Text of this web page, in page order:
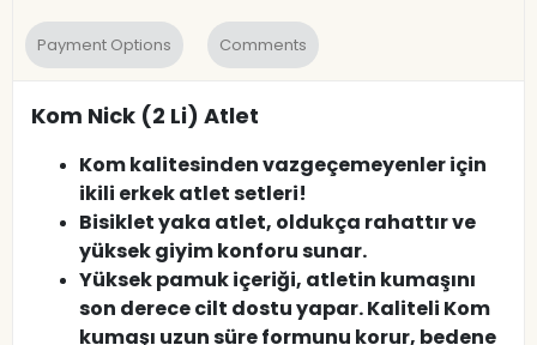
Payment Options Comments
Kom Nick (2 Li) Atlet
Kom kalitesinden vazgeçemeyenler için
ikili erkek atlet setleri!
Bisiklet yaka atlet, oldukça rahattır ve
yüksek giyim konforu sunar.
Yüksek pamuk içeriği, atletin kumaşını
son derece cilt dostu yapar. Kaliteli Kom
kumaşı uzun süre formunu korur, bedene